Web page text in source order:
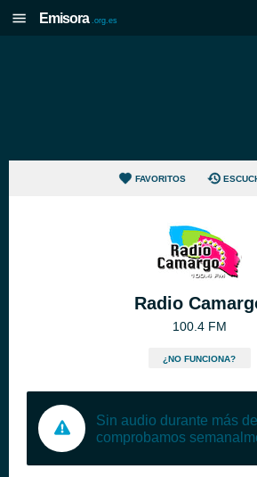
Emisora .org.es
FAVORITOS
Radio
100.4 FM
¿NO FUNCIONA?
Sin audio durante más
comprobamos